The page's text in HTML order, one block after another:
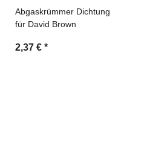
Abgaskrümmer Dichtung
für David Brown
2,37 € *